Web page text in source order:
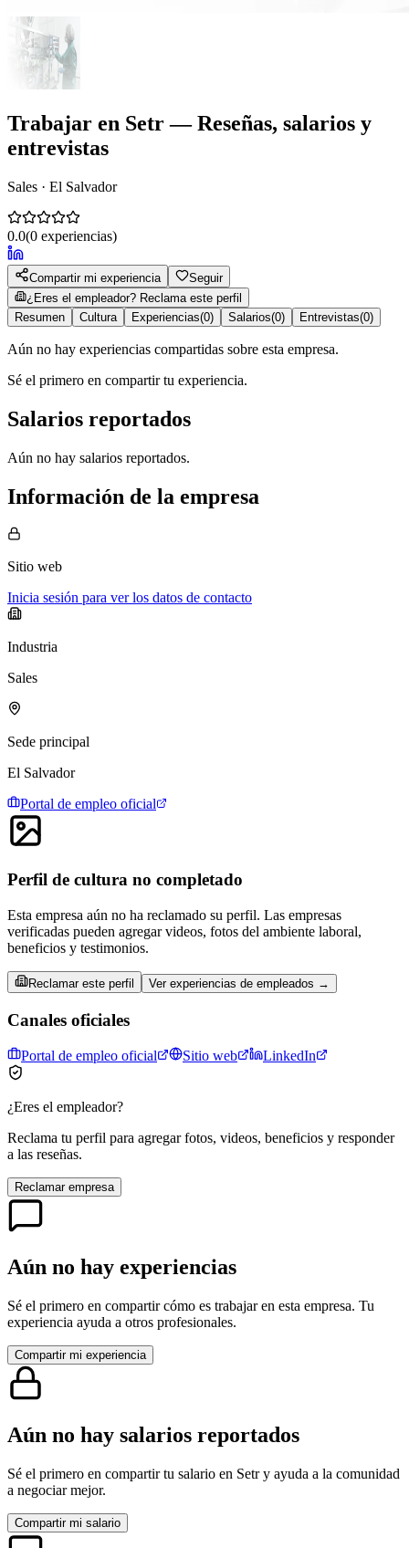
Trabajar en Setr— Reseñas, salarios y
entrevistas
Sales · El Salvador
0.0(0 experiencias)
Compartir mi experiencia
Seguir
¿Eres el empleador? Reclama este perfil
Resumen
Cultura Experiencias(0) Salarios(0) Entrevistas(0)
Aún no hay experiencias compartidas sobre esta empresa.
Sé el primero en compartir tu experiencia.
Salarios reportados
Aún no hay salarios reportados.
Información de la empresa
Sitio web
Inicia sesión para ver los datos de contacto
Industria
Sales
Sede principal
El Salvador
Portal de empleo oficial
Perfil de cultura no completado
Esta empresa aún no ha reclamado su perfil. Las empresas
verificadas pueden agregar videos, fotos del ambiente laboral,
beneficios y testimonios.
Reclamar este perfil Ver experiencias de empleados →
Canales oficiales
Portal de empleo oficial Sitio web LinkedIn
¿Eres el empleador?
Reclama tu perfil para agregar fotos, videos, beneficios y responder
a las reseñas.
Reclamar empresa
Aún no hay experiencias
Sé el primero en compartir cómo es trabajar en esta empresa. Tu
experiencia ayuda a otros profesionales.
Compartir mi experiencia
Aún no hay salarios reportados
Sé el primero en compartir tu salario en Setry ayuda a la comunidad
a negociar mejor.
Compartir mi salario